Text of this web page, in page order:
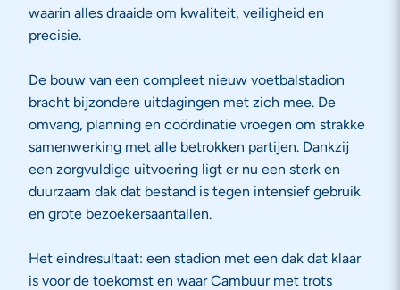
waarin alles draaide om kwaliteit, veiligheid en
precisie.
De bouw van een compleet nieuw voetbalstadion
bracht bijzondere uitdagingen met zich mee. De
omvang, planning en coördinatie vroegen om strakke
samenwerking met alle betrokken partijen. Dankzij
een zorgvuldige uitvoering ligt er nu een sterk en
duurzaam dak dat bestand is tegen intensief gebruik
en grote bezoekersaantallen.
Het eindresultaat: een stadion met een dak dat klaar
is voor de toekomst en waar Cambuur met trots